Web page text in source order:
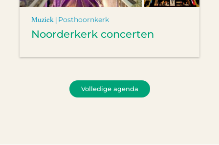
Muziek | Posthoornkerk
Noorderkerk concerten
Volledige agenda